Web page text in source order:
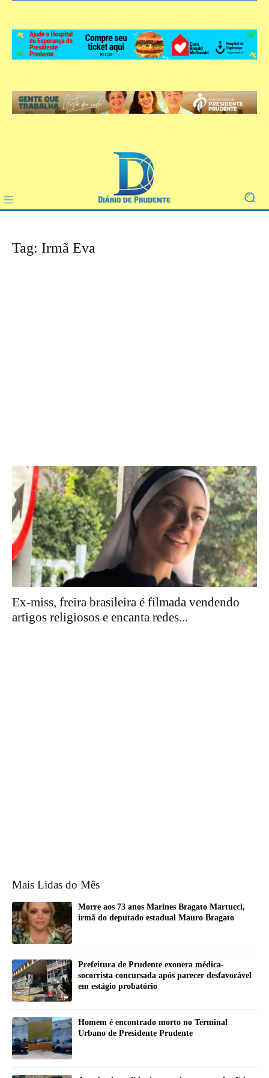
Tag: Irmã Eva
Ex-miss, freira brasileira é filmada vendendo
artigos religiosos e encanta redes...
Mais Lidas do Mês
Morre aos 73 anos Marines Bragato Martucci,
irmã do deputado estadual Mauro Bragato
Prefeitura de Prudente exonera médica-
socorrista concursada após parecer desfavorável
em estágio probatório
Homem é encontrado morto no Terminal
Urbano de Presidente Prudente